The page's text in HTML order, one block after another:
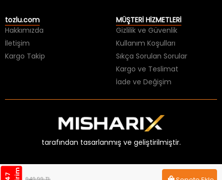
tozlu.com
Hakkımızda
İletişim
Kargo Takip
MÜŞTERİ HİZMETLERİ
Gizlilik ve Güvenlik
Kullanım Koşulları
Sıkça Sorulan Sorular
Kargo ve Teslimat
İade ve Değişim
tarafından tasarlanmış ve geliştirilmiştir.